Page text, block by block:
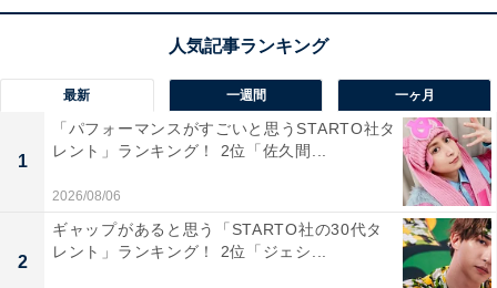
言わずと知れた“夢と魔法の国”をコンセプトにしたテー
マパーク。
こちらは、シンボルであるシンデレラ城を中心に、冒険
や童話、未来などをテーマにした7つのエリアに分けら
れています。アトラクションの数は39種類あり、絶叫系
から小さな子どもも楽しめるものまでさまざま。
最新 一週間 一ヶ月
1
「パフォーマンスがすごいと思うSTARTO社タ
レント」ランキング！ 2位「佐久間...
2026/08/06
2
ギャップがあると思う「STARTO社の30代タ
レント」ランキング！ 2位「ジェシ...